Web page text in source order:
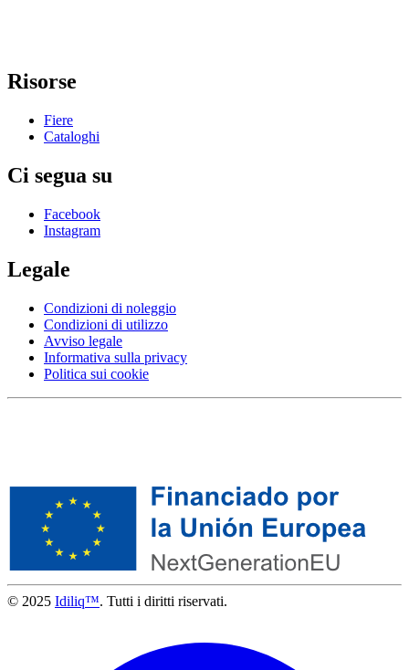
Risorse
Fiere
Cataloghi
Ci segua su
Facebook
Instagram
Legale
Condizioni di noleggio
Condizioni di utilizzo
Avviso legale
Informativa sulla privacy
Politica sui cookie
© 2025 Idiliq™. Tutti i diritti riservati.